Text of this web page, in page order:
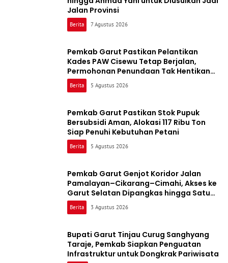
Jalan Provinsi
Berita 7 Agustus 2026
Pemkab Garut Pastikan Pelantikan
Kades PAW Cisewu Tetap Berjalan,
Permohonan Penundaan Tak Hentikan
Proses
Berita 5 Agustus 2026
Pemkab Garut Pastikan Stok Pupuk
Bersubsidi Aman, Alokasi 117 Ribu Ton
Siap Penuhi Kebutuhan Petani
Berita 5 Agustus 2026
Pemkab Garut Genjot Koridor Jalan
Pamalayan–Cikarang–Cimahi, Akses ke
Garut Selatan Dipangkas hingga Satu
Jam
Berita 3 Agustus 2026
Bupati Garut Tinjau Curug Sanghyang
Taraje, Pemkab Siapkan Penguatan
Infrastruktur untuk Dongkrak Pariwisata